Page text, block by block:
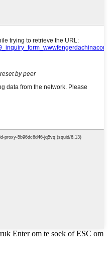
Enter om te soek of ESC om